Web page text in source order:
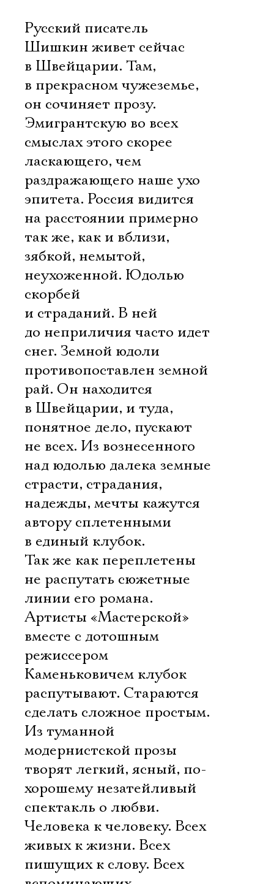
Русский писатель
Шишкин живет сейчас
в Швейцарии. Там,
в прекрасном чужеземье,
он сочиняет прозу.
Эмигрантскую во всех
смыслах этого скорее
ласкающего, чем
раздражающего наше ухо
эпитета. Россия видится
на расстоянии примерно
так же, как и вблизи,
зябкой, немытой,
неухоженной. Юдолью
скорбей
и страданий. В ней
до неприличия часто идет
снег. Земной юдоли
противопоставлен земной
рай. Он находится
в Швейцарии, и туда,
понятное дело, пускают
не всех. Из вознесенного
над юдолью далека земные
страсти, страдания,
надежды, мечты кажутся
автору сплетенными
в единый клубок.
Так же как переплетены 
не распутать сюжетные
линии его романа.
Артисты «Мастерской»
вместе с дотошным
режиссером
Каменьковичем клубок
распутывают. Стараются
сделать сложное простым.
Из туманной
модернистской прозы
творят легкий, ясный, по-
хорошему незатейливый
спектакль о любви.
Человека к человеку. Всех
живых к жизни. Всех
пишущих к слову. Всех